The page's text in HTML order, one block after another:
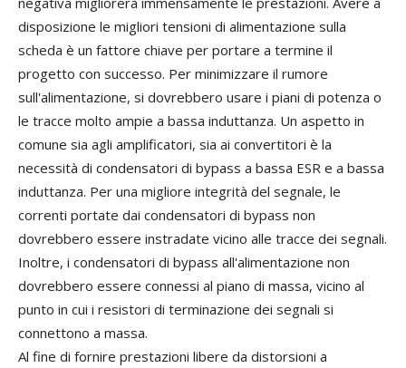
disposizione le migliori tensioni di alimentazione sulla
scheda è un fattore chiave per portare a termine il
progetto con successo. Per minimizzare il rumore
sull'alimentazione, si dovrebbero usare i piani di potenza o
le tracce molto ampie a bassa induttanza. Un aspetto in
comune sia agli amplificatori, sia ai convertitori è la
necessità di condensatori di bypass a bassa ESR e a bassa
induttanza. Per una migliore integrità del segnale, le
correnti portate dai condensatori di bypass non
dovrebbero essere instradate vicino alle tracce dei segnali.
Inoltre, i condensatori di bypass all'alimentazione non
dovrebbero essere connessi al piano di massa, vicino al
punto in cui i resistori di terminazione dei segnali si
connettono a massa.
Al fine di fornire prestazioni libere da distorsioni a